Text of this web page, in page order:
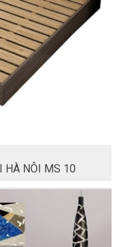
HÀ NÔI MS 10